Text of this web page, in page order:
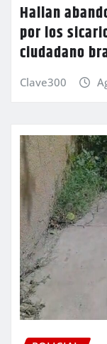
Hallan
por los
ciudadano
Clave300